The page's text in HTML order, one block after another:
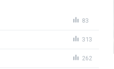
83
313
262